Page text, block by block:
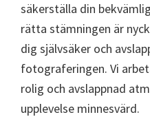
säkerställa din
rätta stämningen är
dig självsäker och
fotograferingen. Vi
rolig och avslappnad
upplevelse minnesvärd.